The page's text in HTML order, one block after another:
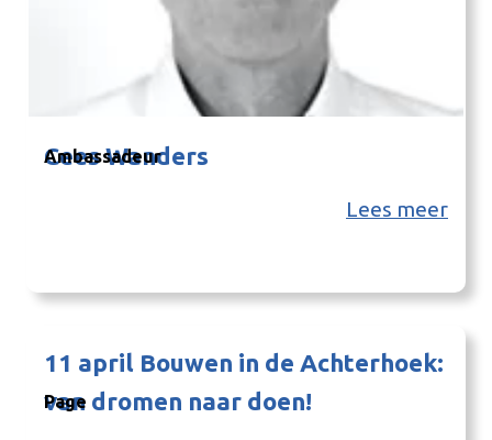
Cees Wanders
Ambassadeur
Lees meer
11 april Bouwen in de Achterhoek:
van dromen naar doen!
Page